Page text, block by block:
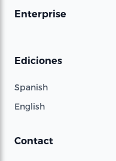
Enterprise
Ediciones
Spanish
English
Contact